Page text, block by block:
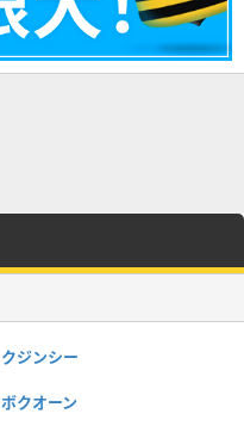
クジンシー
ボクオーン